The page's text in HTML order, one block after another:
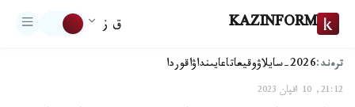
KAZINFORM ق ز
ترەند:2026-سايلاۋ وقيعاتاعايىنداۋاقوردا
21:12, 10 اقپان 2023